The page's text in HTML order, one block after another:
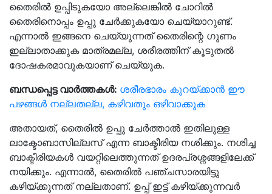
തൈരിൽ ഉപ്പിടുകയോ അല്ലെങ്കില്‍ ചോറില്‍
തൈരിനൊപ്പം ഉപ്പു ചേർക്കുകയോ ചെയ്യാറുണ്ട്.
എന്നാല്‍ ഇങ്ങനെ ചെയ്യുന്നത് തൈരിന്റെ ഗുണം
ഇല്ലാതാക്കുക മാത്രമല്ല, ശരീരത്തിന് കൂടുതൽ
ദോഷകരമാവുകയാണ് ചെയ്യുക.
ബന്ധപ്പെട്ട വാർത്തകൾ: ശരീരഭാരം കുറയ്ക്കാൻ ഈ
പഴങ്ങൾ നല്ലതല്ല, കഴിവതും ഒഴിവാക്കുക
അതായത്, തൈരില്‍ ഉപ്പു ചേര്‍ത്താൽ ഇതിലുള്ള
ലാക്ടോബാസില്ലസ് എന്ന ബാക്ടീരിയ നശിക്കും. നശിച്ച
ബാക്ടീരിയകള്‍ വയറ്റിലെത്തുന്നത് ഉദരപ്രശ്നങ്ങളിലേക്ക്
നയിക്കും. എന്നാൽ, തൈരിൽ പഞ്ചസാരയിട്ടു
കഴിയ്ക്കുന്നത് നല്ലതാണ്. ഉപ്പ് ഇട്ട് കഴിയ്ക്കുന്നവർ